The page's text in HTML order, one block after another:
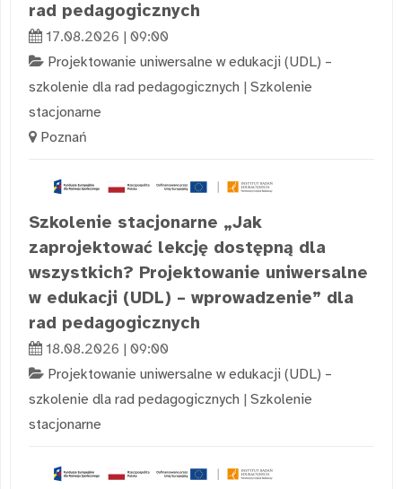
rad pedagogicznych
17.08.2026 | 09:00
Projektowanie uniwersalne w edukacji (UDL) –
szkolenie dla rad pedagogicznych | Szkolenie
stacjonarne
Poznań
Szkolenie stacjonarne „Jak
zaprojektować lekcję dostępną dla
wszystkich? Projektowanie uniwersalne
w edukacji (UDL) – wprowadzenie” dla
rad pedagogicznych
18.08.2026 | 09:00
Projektowanie uniwersalne w edukacji (UDL) –
szkolenie dla rad pedagogicznych | Szkolenie
stacjonarne